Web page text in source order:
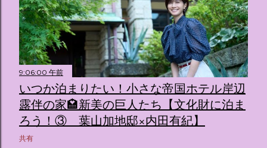
9:06:00 午前
いつか泊まりたい！小さな帝国ホテル岸辺
露伴の家🏩新美の巨人たち【文化財に泊ま
ろう！③ 葉山加地邸×内田有紀】
共有